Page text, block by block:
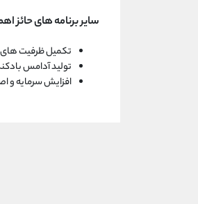
سایر برنامه های حائز
تکمیل ظرفیت های
تولید آدامس
افزایش سرمایه و